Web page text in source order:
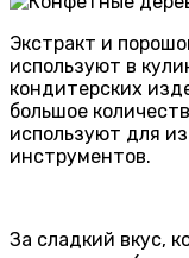
Экстракт и
используют в
кондитерских
большое
используют для
инструментов.
За сладкий вкус,